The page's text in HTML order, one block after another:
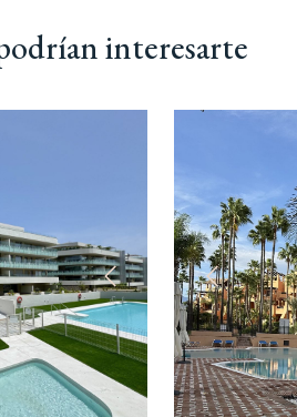
interesarte
Siguiente Anterior